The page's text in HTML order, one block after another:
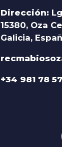
Dirección:
15380, Oza
Galicia,
+34 981 78